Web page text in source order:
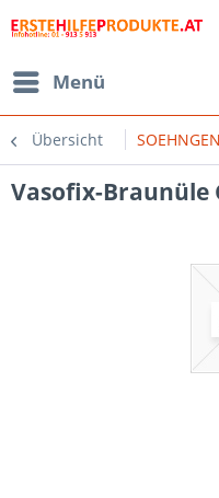
Menü
Übersicht
Vasofix-Braunüle